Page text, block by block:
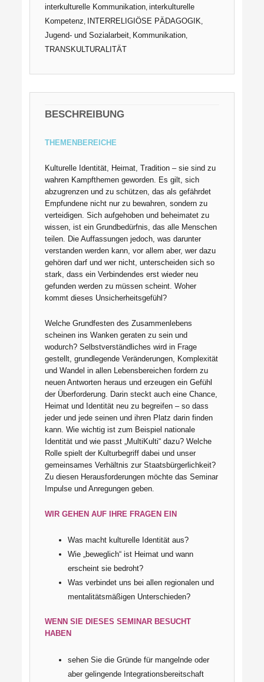
interkulturelle Kommunikation ,interkulturelle
Kompetenz
INTERRELIGIÖSE PÄDAGOGIK
Jugend- und Sozialarbeit Kommunikation
TRANSKULTURALITÄT
BESCHREIBUNG
THEMENBEREICHE
Kulturelle Identität, Heimat, Tradition – sie sind zu
wahren Kampfthemen geworden. Es gilt, sich
abzugrenzen und zu schützen, das als gefährdet
Empfundene nicht nur zu bewahren, sondern zu
verteidigen. Sich aufgehoben und beheimatet zu
wissen, ist ein Grundbedürfnis, das alle Menschen
teilen. Die Auffassungen jedoch, was darunter
verstanden werden kann, vor allem aber, wer dazu
gehören darf und wer nicht, unterscheiden sich so
stark, dass ein Verbindendes erst wieder neu
gefunden werden zu müssen scheint. Woher
kommt dieses Unsicherheitsgefühl?
Welche Grundfesten des Zusammenlebens
scheinenins Wanken geraten zu sein und
wodurch? Selbstverständliches wird in Frage
gestellt, grundlegende Veränderungen, Komplexität
und Wandel in allen Lebensbereichen fordern zu
neuen Antworten heraus und erzeugen ein Gefühl
der Überforderung. Darin steckt auch eine Chance,
Heimat und Identität neu zu begreifen – so dass
jeder und jede seinen und ihren Platz darin finden
kann. Wie wichtig ist zum Beispiel nationale
Identität und wie passt „MultiKulti“ dazu? Welche
Rolle spielt der Kulturbegriff dabei und unser
gemeinsames Verhältnis zur Staatsbürgerlichkeit?
Zu diesen Herausforderungen möchte das Seminar
Impulse und Anregungen geben.
WIR GEHEN AUF IHRE FRAGEN EIN
Was macht kulturelle Identität aus?
Wie „beweglich“ ist Heimat und wann
erscheint sie bedroht?
Was verbindet uns bei allen regionalen und
mentalitätsmäßigen Unterschieden?
WENN SIE DIESES SEMINAR BESUCHT
HABEN
sehen Sie die Gründe für mangelnde oder
aber gelingende Integrationsbereitschaft